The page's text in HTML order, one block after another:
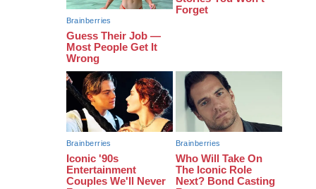
термін у колонії
05 СЕРПНЯ 2026, СЕРЕДА
20:28 Наступні два дні на Черкащині
“пекла”
19:30 Проєкт просторового розвитку
Корсунь-Шевченківської громади
рекомендували до погодження